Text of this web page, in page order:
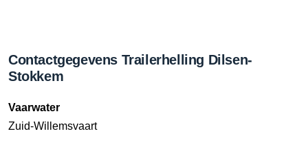
Contactgegevens Trailerhelling Dilsen-
Stokkem
Vaarwater
Zuid-Willemsvaart